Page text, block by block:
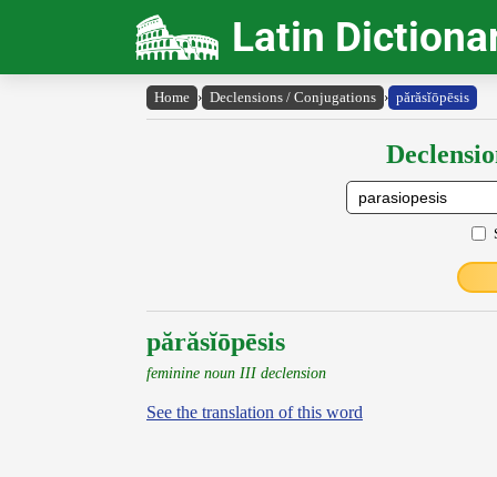
Latin
Home › Declensions / Conjugations › părăsĭōpēsis
părăsĭōpēsis
feminine noun III declension
See the translation of this word